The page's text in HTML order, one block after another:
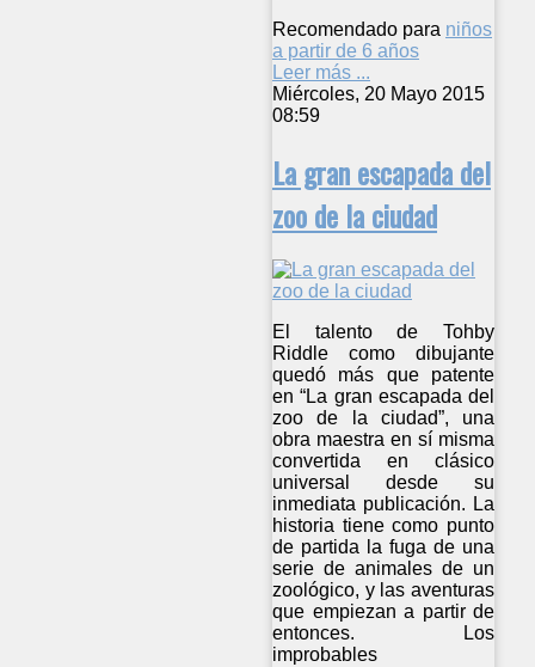
Recomendado para niños
a partir de 6 años
Leer más ...
Miércoles, 20 Mayo 2015
08:59
La gran escapada del
zoo de la ciudad
El talento de Tohby
Riddle como dibujante
quedó más que patente
en “La gran escapada del
zoo de la ciudad”, una
obra maestra en sí misma
convertida en clásico
universal desde su
inmediata publicación. La
historia tiene como punto
de partida la fuga de una
serie de animales de un
zoológico, y las aventuras
que empiezan a partir de
entonces. Los
improbables